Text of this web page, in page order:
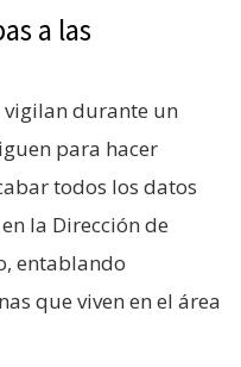
a las
vigilan durante un
para hacer
todos los datos
la Dirección de
entablando
que viven en el área